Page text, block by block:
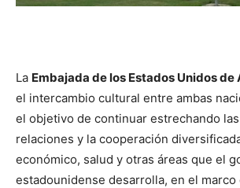
La Embajada de los Estados Unidos de
el intercambio cultural entre ambas
el objetivo de continuar estrechando
relaciones y la cooperación
económico, salud y otras áreas que el
estadounidense desarrolla, en el marco